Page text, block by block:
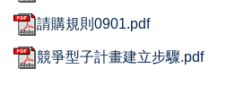
請購規則0901.pdf
競爭型子計畫建立步驟.pdf